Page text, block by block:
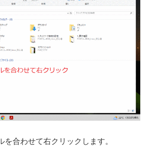
を合わせて右クリックします。